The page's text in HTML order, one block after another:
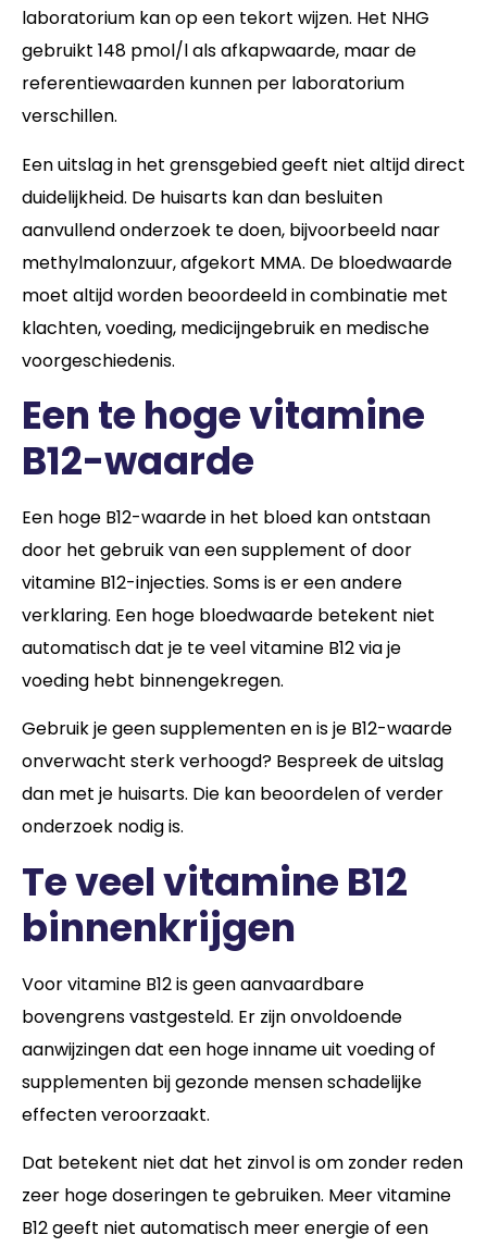
laboratorium kan op een tekort wijzen. Het NHG
gebruikt 148 pmol/l als afkapwaarde, maar de
referentiewaarden kunnen per laboratorium
verschillen.
Een uitslag in het grensgebied geeft niet altijd direct
duidelijkheid. De huisarts kan dan besluiten
aanvullend onderzoek te doen, bijvoorbeeld naar
methylmalonzuur, afgekort MMA. De bloedwaarde
moet altijd worden beoordeeld in combinatie met
klachten, voeding, medicijngebruik en medische
voorgeschiedenis.
Een te hoge vitamine
B12-waarde
Een hoge B12-waarde in het bloed kan ontstaan
door het gebruik van een supplement of door
vitamine B12-injecties. Soms is er een andere
verklaring. Een hoge bloedwaarde betekent niet
automatisch dat je te veel vitamine B12 via je
voeding hebt binnengekregen.
Gebruik je geen supplementen en is je B12-waarde
onverwacht sterk verhoogd? Bespreek de uitslag
dan met je huisarts. Die kan beoordelen of verder
onderzoek nodig is.
Te veel vitamine B12
binnenkrijgen
Voor vitamine B12 is geen aanvaardbare
bovengrens vastgesteld. Er zijn onvoldoende
aanwijzingen dat een hoge inname uit voeding of
supplementen bij gezonde mensen schadelijke
effecten veroorzaakt.
Dat betekent niet dat het zinvol is om zonder reden
zeer hoge doseringen te gebruiken. Meer vitamine
B12 geeft niet automatisch meer energie of een